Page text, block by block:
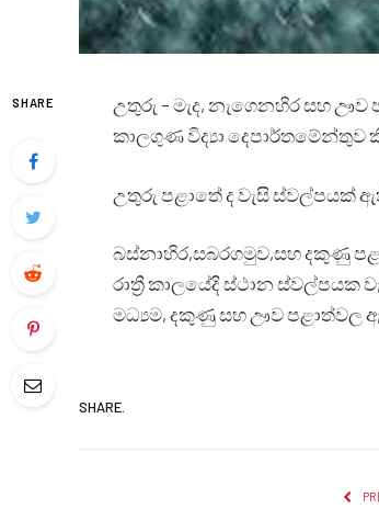
SHARE
උතුරු – මැද, නැගෙනහිර සහ ඌව
කාලගුණ විද්‍යා දෙපාර්තමේන්තුව
උතුරු පළාතේ ද වැසි ස්වල්පයක්
බස්නාහිර,සබරගමුව,සහ දකුණු
රාත්‍රී කාලයේදි ස්ථාන ස්වල්පයක
මධ්‍යම, දකුණු සහ ඌව පළාත්වල
SHARE.